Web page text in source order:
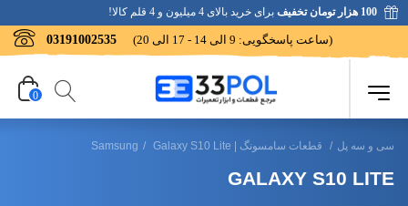
100 هزار تومان تخفیف برای خرید بالای 4 میلیون و 4 قلم کالا!
03191002535 (ساعت پاسخگویی: 9 الی 14 - 17 الی 20)
0
سی و سه پل / قطعات سامسونگ | Samsung / Galaxy S10 Lite
GALAXY S10 LITE